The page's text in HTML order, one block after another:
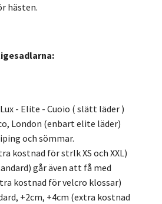
hästen.
- Elite - Cuoio ( slätt läder )
London (enbart elite läder)
och sömmar.
kostnad för strlk XS och XXL)
går även att få med
kostnad för velcro klossar)
+2cm, +4cm (extra kostnad